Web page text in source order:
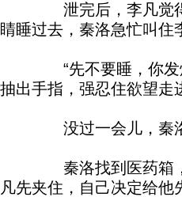
泄完后，李凡觉得
睛睡过去，秦洛急忙叫住
“先不要睡，你发烧
抽出手指，强忍住欲望走
没过一会儿，秦洛
秦洛找到医药箱，
凡先夹住，自己决定给他